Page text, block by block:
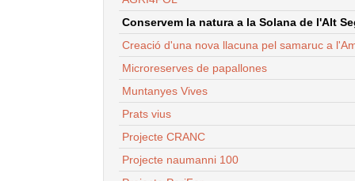
Conservem la natura a la Solana de l'Alt
Creació d'una nova llacuna pel samaruc a
Microreserves de papallones
Muntanyes Vives
Prats vius
Projecte CRANC
Projecte naumanni 100